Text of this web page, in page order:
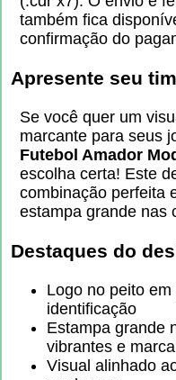
também fica
confirmação do
Apresente seu
Se você quer um
marcante para seus
Futebol Amador
escolha certa! Este
combinação perfeita
estampa grande nas
Destaques do
Logo no peito
identificação
Estampa grande
vibrantes e
Visual alinhado